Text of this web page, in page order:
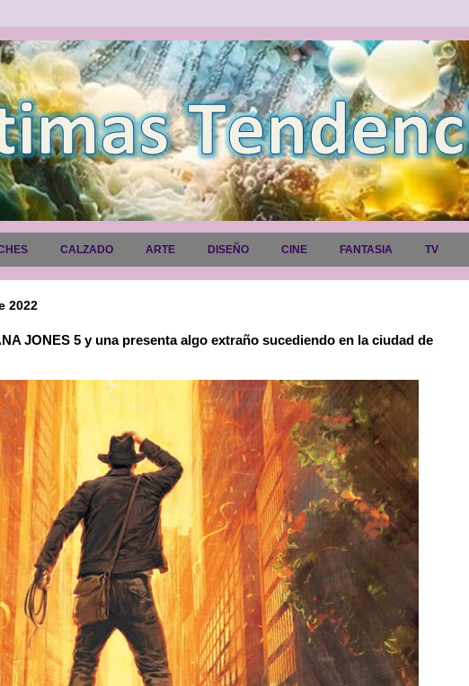
CALZADO ARTE DISEÑO CINE FANTASIA TV
2022
JONES 5 y una presenta algo extraño sucediendo en la ciudad de